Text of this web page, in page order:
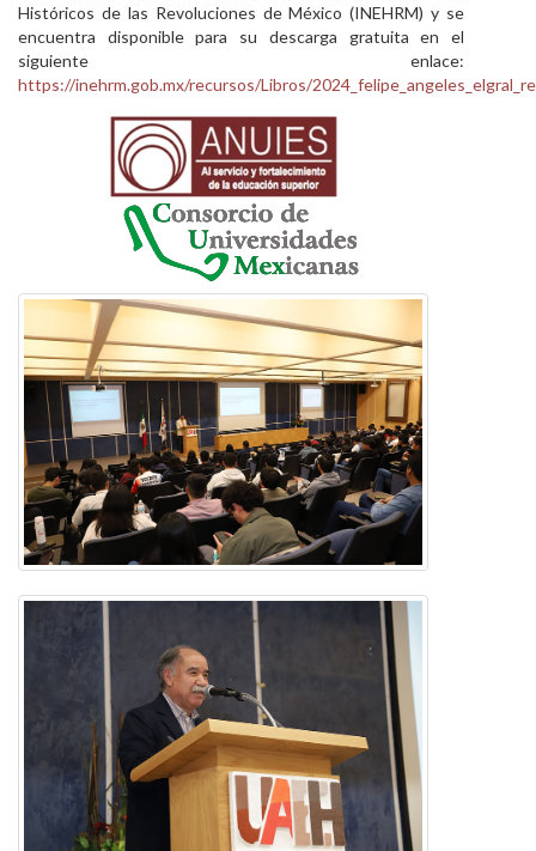
Históricos de las Revoluciones de México (INEHRM) y se
encuentra disponible para su descarga gratuita en el
siguiente enlace:
https://inehrm.gob.mx/recursos/Libros/